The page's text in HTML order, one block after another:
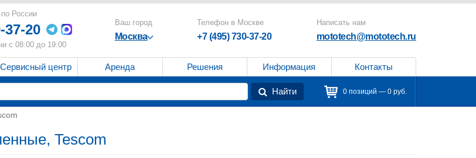
России
37-20
с 08:00 до 19:00
Ваш город
Москва
Телефон в Москве
+7 (495) 730-37-20
Написать нам
mototech@mototech.ru
Сервисный центр Аренда Решения Информация Контакты
Найти 0 позиций — 0 руб.
Tescom